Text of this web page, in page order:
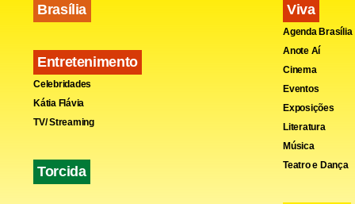
Brasília
Entretenimento
Celebridades
Kátia Flávia
TV/ Streaming
Torcida
Viva
Agenda Brasília
Anote Aí
Cinema
Eventos
Exposições
Literatura
Música
Teatro e Dança